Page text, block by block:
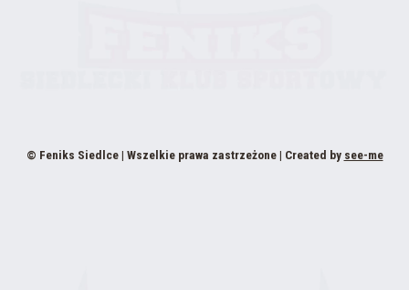
© Feniks Siedlce | Wszelkie prawa zastrzeżone | Created by see-me